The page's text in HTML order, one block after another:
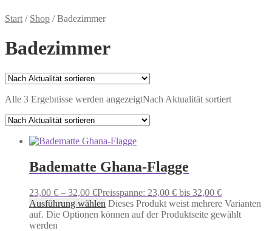
Start / Shop /Badezimmer
Badezimmer
Alle 3 Ergebnisse werden angezeigtNach Aktualität sortiert
Badematte Ghana-Flagge
23,00 € – 32,00 €Preisspanne: 23,00 € bis 32,00 €
Ausführung wählen Dieses Produkt weist mehrere Varianten
auf. Die Optionen können auf der Produktseite gewählt
werden